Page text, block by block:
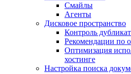
Смайлы
Агенты
Дисковое пространство
Контроль
Рекомендации по
Оптимизация
хостинге
Настройка поиска